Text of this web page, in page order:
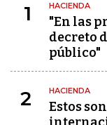
1 HACIENDA
"En las
decreto
público"
2 HACIENDA
Estos